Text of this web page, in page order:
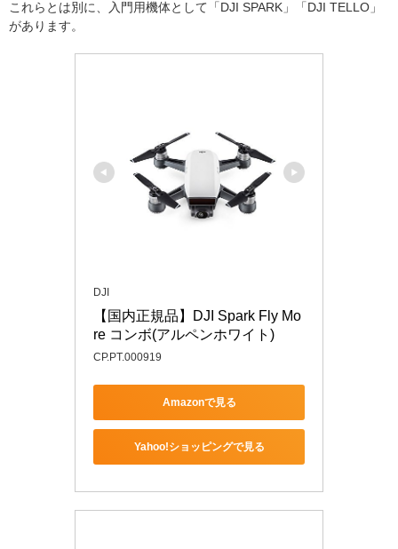
これらとは別に、入門用機体として「DJI SPARK」「DJI TELLO」
があります。
DJI
【国内正規品】DJI Spark Fly Mo
re コンボ(アルペンホワイト)
CP.PT.000919
Amazonで見る
Yahoo!ショッピングで見る